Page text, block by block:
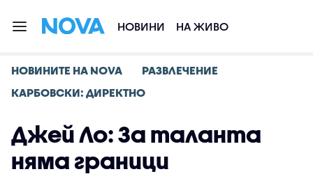
НОВИНИ НА ЖИВО
НОВИНИТЕ НА NOVA
РАЗВЛЕЧЕНИЕ
КАРБОВСКИ: ДИРЕКТНО
Джей Ло: За таланта
няма граници